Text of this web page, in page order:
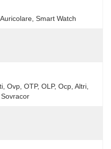
Smart Watch
Ovp, OTP, OLP, Ocp, Altri,